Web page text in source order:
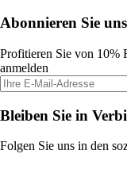
Abonnieren Sie
Profitieren Sie von 10%
anmelden
Bleiben Sie in
Folgen Sie uns in den